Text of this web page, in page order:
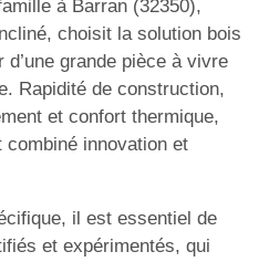
à Barran (32350),
choisit la solution bois
grande pièce à vivre
Rapidité de construction,
et confort thermique,
combiné innovation et
il est essentiel de
et expérimentés, qui